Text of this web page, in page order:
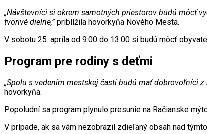
„Návštevníci si okrem samotných priestorov budú môcť
tvorivé dielne,”priblížila hovorkyňa Nového Mesta.
V sobotu 25. apríla od 9:00 do 13:00 si budú môcť
Program pre rodiny s deťmi
„Spolu s vedením mestskej časti budú mať dobrovoľníci
hovorkyňa.
Popoludní sa program plynulo presunie na Račianske
V prípade, ak sa vám nezobrazil zdieľaný obsah nad